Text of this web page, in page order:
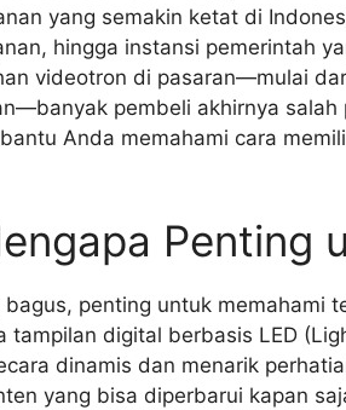
yang semakin ketat di
hingga instansi pemerintah
videotron di pasaran—mulai
pembeli akhirnya
Anda memahami cara
Penting
penting untuk memahami
digital berbasis LED
dinamis dan menarik
yang bisa diperbarui kapan